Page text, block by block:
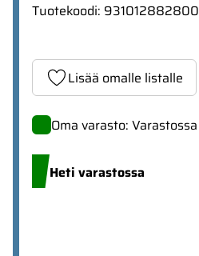
Tuotekoodi: 931012882800
Lisää omalle listalle
Oma varasto: Varastossa
Heti varastossa